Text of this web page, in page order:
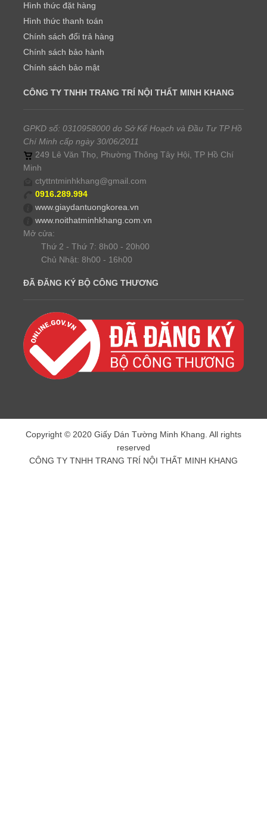
Hình thức đặt hàng
Hình thức thanh toán
Chính sách đổi trả hàng
Chính sách bảo hành
Chính sách bảo mật
CÔNG TY TNHH TRANG TRÍ NỘI THẤT MINH KHANG
GPKD số: 0310958000 do Sở Kế Hoạch và Đầu Tư TP Hồ
Chí Minh cấp ngày 30/06/2011
249 Lê Văn Thọ, Phường Thông Tây Hội, TP Hồ Chí
Minh
ctyttntminhkhang@gmail.com
0916.289.994
www.giaydantuongkorea.vn
www.noithatminhkhang.com.vn
Mở cửa:
Thứ 2 - Thứ 7: 8h00 - 20h00
Chủ Nhật: 8h00 - 16h00
ĐÃ ĐĂNG KÝ BỘ CÔNG THƯƠNG
Copyright © 2020 Giấy Dán Tường Minh Khang. All rights
reserved
CÔNG TY TNHH TRANG TRÍ NỘI THẤT MINH KHANG